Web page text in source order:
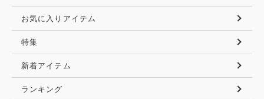
お気に入りアイテム
特集
新着アイテム
ランキング